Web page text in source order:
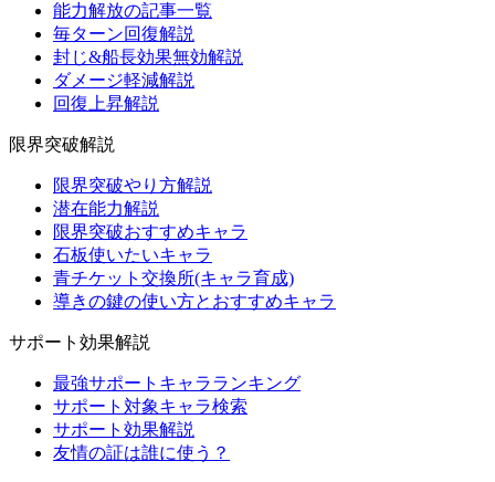
能力解放の記事一覧
毎ターン回復解説
封じ&船長効果無効解説
ダメージ軽減解説
回復上昇解説
限界突破解説
限界突破やり方解説
潜在能力解説
限界突破おすすめキャラ
石板使いたいキャラ
青チケット交換所(キャラ育成)
導きの鍵の使い方とおすすめキャラ
サポート効果解説
最強サポートキャラランキング
サポート対象キャラ検索
サポート効果解説
友情の証は誰に使う？